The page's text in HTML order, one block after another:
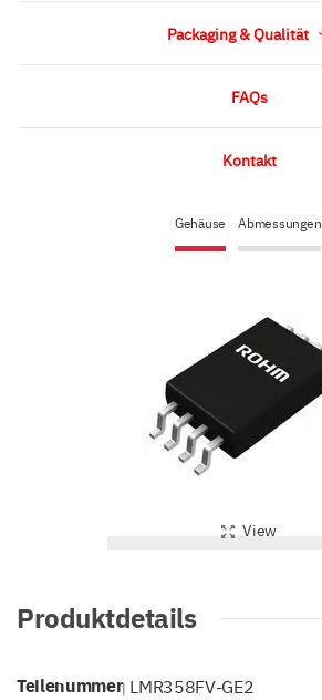
Gehäuse Abmessungen
View
Packaging & Qualität
FAQs
Kontakt
Produktdetails
Teilenummer| LMR358FV-GE2